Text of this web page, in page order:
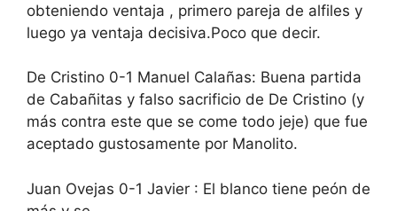
obteniendo ventaja , primero pareja de alfiles y
luego ya ventaja decisiva.Poco que decir.
De Cristino 0-1 Manuel Calañas: Buena partida
de Cabañitas y falso sacrificio de De Cristino (y
más contra este que se come todo jeje) que fue
aceptado gustosamente por Manolito.
Juan Ovejas 0-1 Javier : El blanco tiene peón de